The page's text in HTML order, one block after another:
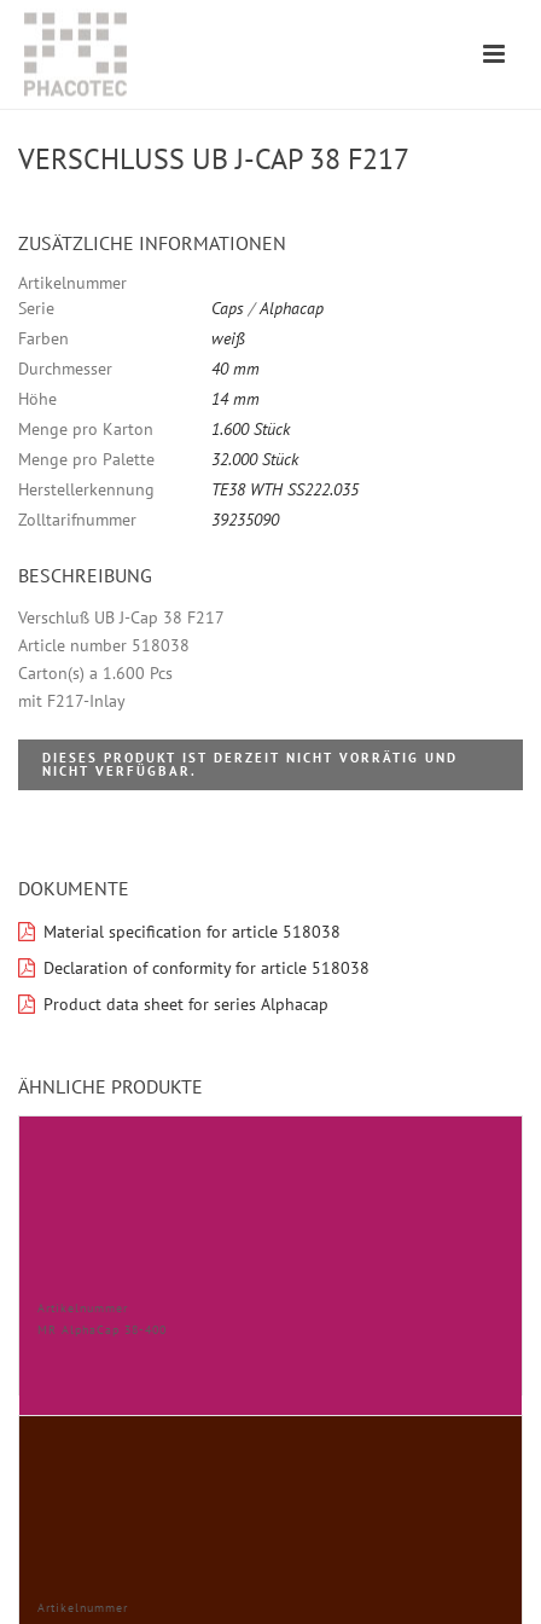
VERSCHLUSS UB J-CAP 38 F217
ZUSÄTZLICHE INFORMATIONEN
Artikelnummer
Serie
Caps /Alphacap
Farben
weiß
Durchmesser
40 mm
Höhe
14 mm
Menge pro Karton
1.600 Stück
Menge pro Palette
32.000 Stück
Herstellerkennung
TE38 WTH SS222.035
Zolltarifnummer
39235090
BESCHREIBUNG
Verschluß UB J-Cap 38 F217
Article number 518038
Carton(s) a 1.600 Pcs
mit F217-Inlay
DIESES PRODUKT IST DERZEIT NICHT VORRÄTIG UND
NICHT VERFÜGBAR.
DOKUMENTE
Material specification for article 518038
Declaration of conformity for article 518038
Product data sheet for series Alphacap
ÄHNLICHE PRODUKTE
Artikelnummer
MR AlphaCap 38-400
Artikelnummer